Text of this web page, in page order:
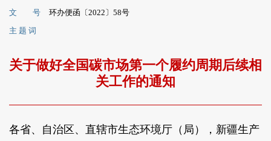
文 号
环办便函〔2022〕58号
主 题 词
关于做好全国碳市场第一个履约周期后续相
关工作的通知
各省、自治区、直辖市生态环境厅（局），新疆生产